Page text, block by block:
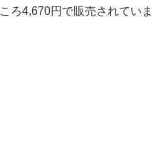
ろ4,670円で販売されていま